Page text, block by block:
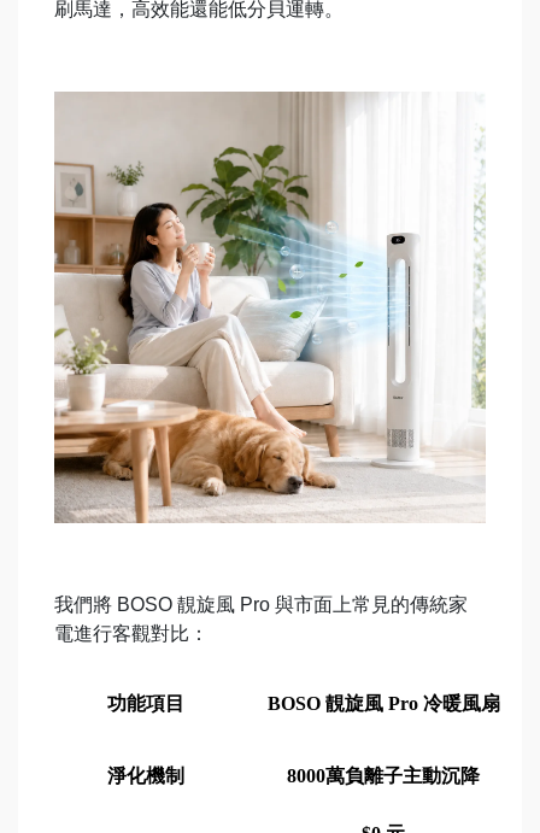
刷馬達，高效能還能低分貝運轉。
我們將 BOSO 靚旋風 Pro 與市面上常見的傳統家
電進行客觀對比：
功能項目 BOSO 靚旋風 Pro 冷暖風扇
淨化機制 8000萬負離子主動沉降